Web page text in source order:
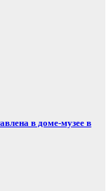
в доме-музее в